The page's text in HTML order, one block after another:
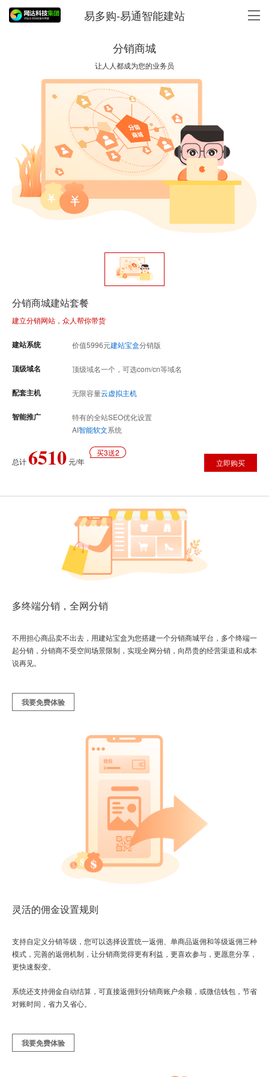
易多购-易通智能建站
分销商城
让人人都成为您的业务员
分销商城建站套餐
建立分销网站，众人帮你带货
建站系统 价值5996元建站宝盒分销版
顶级域名 顶级域名一个，可选com/cn等域名
配套主机 无限容量云虚拟主机
智能推广
特有的全站SEO优化设置
AI智能软文系统
总计 6510元/年
买3送2
立即购买
多终端分销，全网分销
不用担心商品卖不出去，用建站宝盒为您搭建一个分销商城平台，多个终端一
起分销，分销商不受空间场景限制，实现全网分销，向昂贵的经营渠道和成本
说再见。
我要免费体验
灵活的佣金设置规则
支持自定义分销等级，您可以选择设置统一返佣、单商品返佣和等级返佣三种
模式，完善的返佣机制，让分销商觉得更有利益，更喜欢参与，更愿意分享，
更快速裂变。
系统还支持佣金自动结算，可直接返佣到分销商账户余额，或微信钱包，节省
对账时间，省力又省心。
我要免费体验